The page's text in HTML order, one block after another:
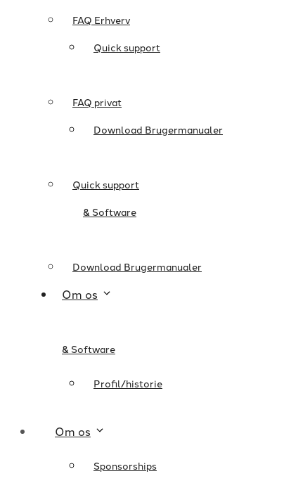
Quick support
Download Brugermanualer
& Software
Om os
Profil/historie
Sponsorships
FAQ Erhverv
FAQ privat
Quick support
Download Brugermanualer
& Software
Om os